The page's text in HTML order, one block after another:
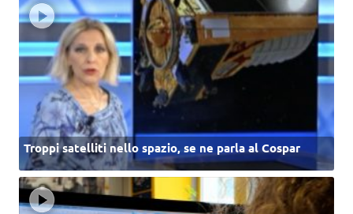
Troppi satelliti nello spazio, se ne parla al Cospar